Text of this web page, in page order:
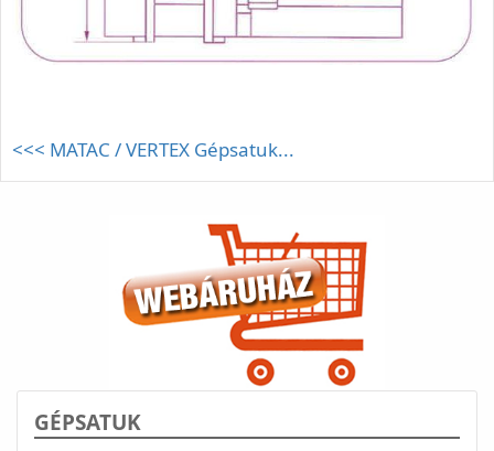
<<< MATAC / VERTEX Gépsatuk...
GÉPSATUK